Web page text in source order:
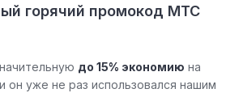
горячий промокод МТС
до 15% экономию на
, и он уже не раз использовался нашим